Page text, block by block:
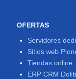
OFERTAS
Servidores
Sitios web
Tiendas online
ERP CRM